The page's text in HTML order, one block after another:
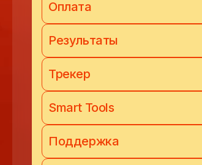
Оплата
Результаты
Трекер
Smart Tools
Поддержка